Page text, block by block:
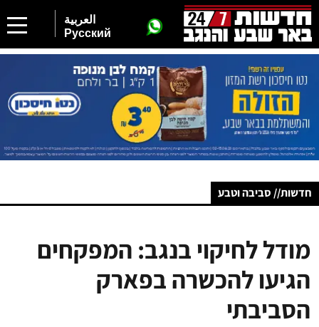
العربية
Русский
חדשות// סביבה וטבע
מודל לחיקוי בנגב: המפקחים
הגיעו להכשרה בפארק
הסביבתי